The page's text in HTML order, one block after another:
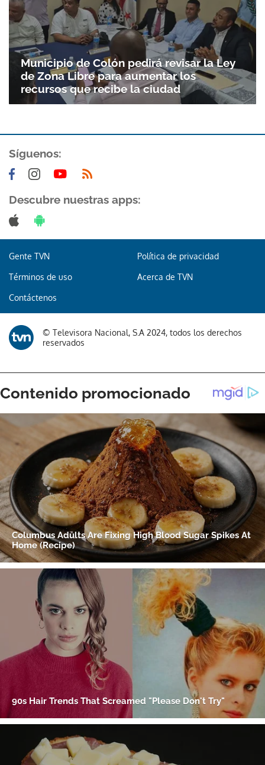
Municipio de Colón pedirá revisar la Ley
de Zona Libre para aumentar los
recursos que recibe la ciudad
Síguenos:
Descubre nuestras apps:
Gente TVN Política de privacidad
Términos de uso Acerca de TVN
Contáctenos
© Televisora Nacional, S.A 2024, todos los derechos
reservados